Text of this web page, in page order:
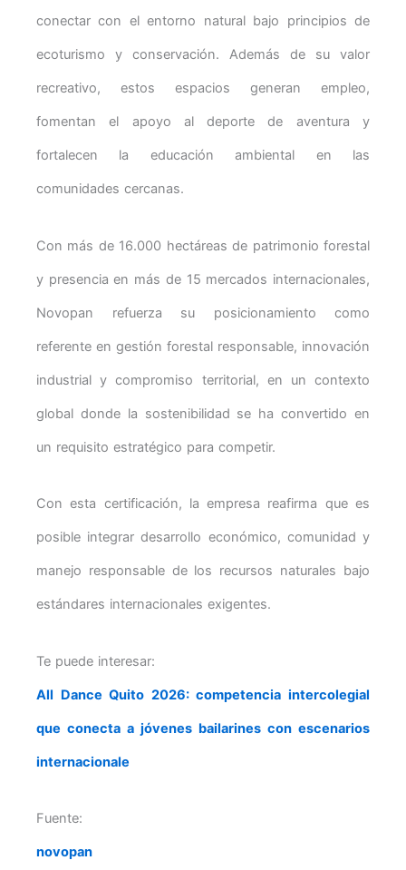
conectar con el entorno natural bajo principios de
ecoturismo y conservación. Además de su valor
recreativo, estos espacios generan empleo,
fomentan el apoyo al deporte de aventura y
fortalecen la educación ambiental en las
comunidades cercanas.
Con más de 16.000 hectáreas de patrimonio forestal
y presencia en más de 15 mercados internacionales,
Novopan refuerza su posicionamiento como
referente en gestión forestal responsable, innovación
industrial y compromiso territorial, en un contexto
global donde la sostenibilidad se ha convertido en
un requisito estratégico para competir.
Con esta certificación, la empresa reafirma que es
posible integrar desarrollo económico, comunidad y
manejo responsable de los recursos naturales bajo
estándares internacionales exigentes.
Te puede interesar:
All Dance Quito 2026: competencia intercolegial
que conecta a jóvenes bailarines con escenarios
internacionale
Fuente:
novopan